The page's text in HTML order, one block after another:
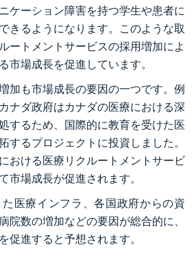
ケーション障害を持つ学生や患者に
きるようになります。このような取
ートメントサービスの採用増加によ
市場成長を促進しています。
加も市場成長の要因の一つです。例
ナダ政府はカナダの医療における深
するため、国際的に教育を受けた医
するプロジェクトに投資しました。
おける医療リクルートメントサービ
市場成長が促進されます。
医療インフラ、各国政府からの資
院数の増加などの要因が総合的に、
促進すると予想されます。